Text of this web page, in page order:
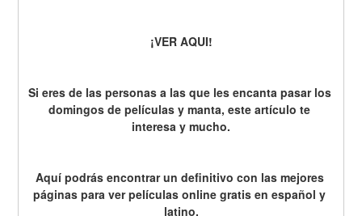
¡VER AQUI!
Si eres de las personas a las que les encanta pasar los
domingos de películas y manta, este artículo te
interesa y mucho.
Aquí podrás encontrar un definitivo con las mejores
páginas para ver películas online gratis en español y
latino.